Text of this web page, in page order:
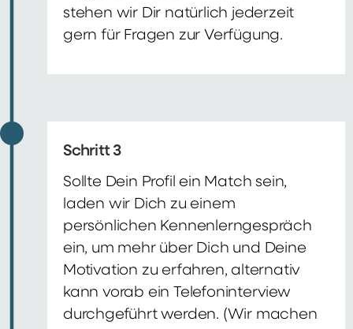
stehen wir Dir natürlich jederzeit
gern für Fragen zur Verfügung.
Schritt 3
Sollte Dein Profil ein Match sein,
laden wir Dich zu einem
persönlichen Kennenlerngespräch
ein, um mehr über Dich und Deine
Motivation zu erfahren, alternativ
kann vorab ein Telefoninterview
durchgeführt werden. (Wir machen